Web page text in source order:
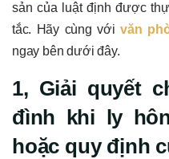
sản của luật định được
tắc. Hãy cùng vớivăn
ngay bên dưới đây.
1, Giải quyết
đình khi ly
hoặc quy định